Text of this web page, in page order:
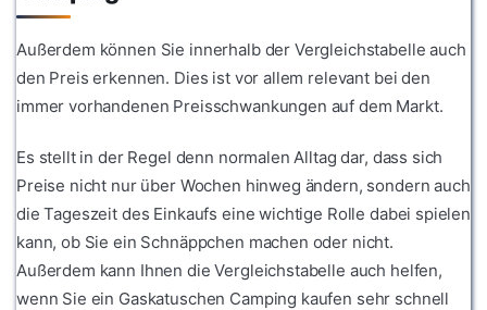
Außerdem können Sie innerhalb der Vergleichstabelle auch
den Preis erkennen. Dies ist vor allem relevant bei den
immer vorhandenen Preisschwankungen auf dem Markt.
Es stellt in der Regel denn normalen Alltag dar, dass sich
Preise nicht nur über Wochen hinweg ändern, sondern auch
die Tageszeit des Einkaufs eine wichtige Rolle dabei spielen
kann, ob Sie ein Schnäppchen machen oder nicht.
Außerdem kann Ihnen die Vergleichstabelle auch helfen,
wenn Sie ein Gaskatuschen Camping kaufen sehr schnell